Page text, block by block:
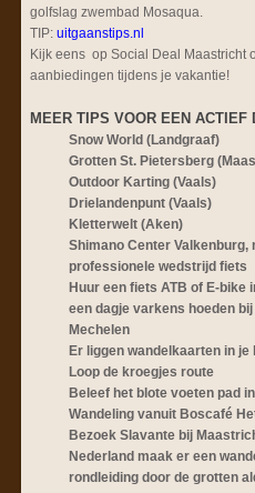
golfslag zwembad Mosaqua.
TIP: uitgaanstips.nl
Kijk eens op Social Deal Maastricht
aanbiedingen tijdens je vakantie!
MEER TIPS VOOR EEN ACTIEF
Snow World (Landgraaf)
Grotten St. Pietersberg
Outdoor Karting (Vaals)
Drielandenpunt (Vaals)
Kletterwelt (Aken)
Shimano Center
professionele wedstrijd fiets
Huur een fiets ATB of E-bike
een dagje varkens hoeden
Mechelen
Er liggen wandelkaarten in je
Loop de kroegjes route
Beleef het blote voeten pad
Wandeling vanuit Boscafé
Bezoek Slavante bij
Nederland maak er een
rondleiding door de grotten